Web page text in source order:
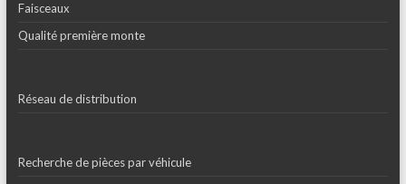
Faisceaux
Qualité première monte
Réseau de distribution
Recherche de pièces par véhicule